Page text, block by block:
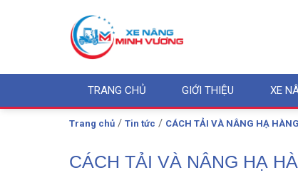
TRANG CHỦ GIỚI THIỆU XE
Trang chủ / Tin tức / CÁCH TẢI VÀ NÂNG HẠ
CÁCH TẢI VÀ NÂNG HẠ